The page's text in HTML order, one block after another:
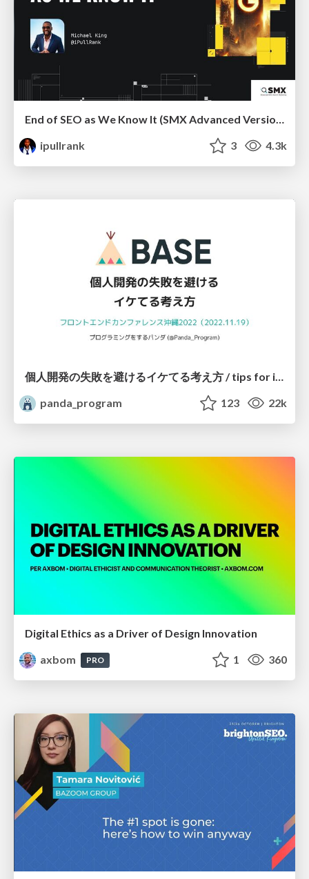
End of SEO as We Know It (SMX Advanced Version)
ipullrank
3 4.3k
panda_program
123 22k
Digital Ethics as a Driver of Design Innovation
axbom
PRO 1 360